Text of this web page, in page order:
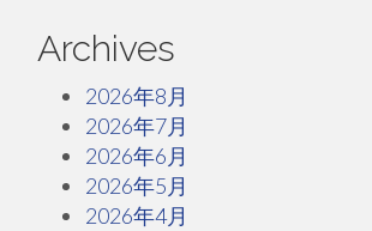
Archives
2026年8月
2026年7月
2026年6月
2026年5月
2026年4月